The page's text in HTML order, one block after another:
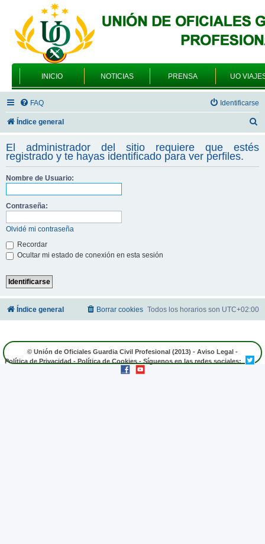
INICIO NOTICIAS PRENSA UO
FAQ Identificarse
Índice general
s
c
El administrador del sitio requiere que estés
registrado y te hayas identificado para ver perfiles.
Nombre de Usuario:
Contraseña:
Olvidé mi contraseña
Recordar
Ocultar mi estado de conexión en esta sesión
Índice general Todos los horarios son UTC+02:00
Borrar cookies
© Unión de Oficiales Guardia Civil Profesional (2013) - Aviso Legal -
Política de Privacidad - Política de Cookies - Síguenos en las redes sociales: